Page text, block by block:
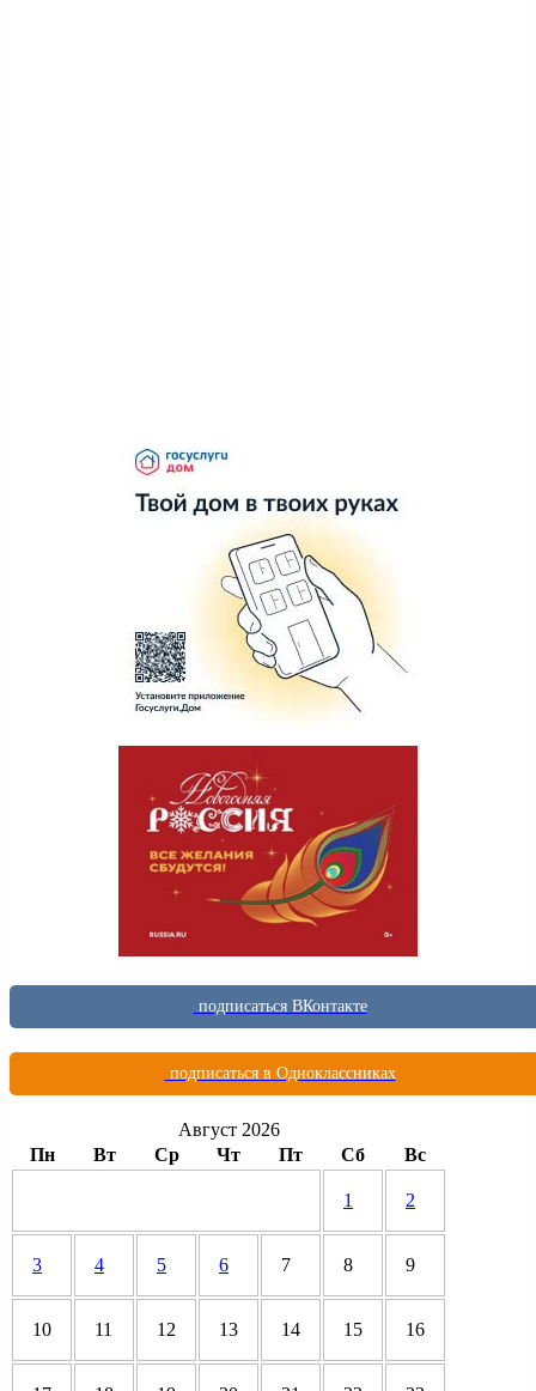
подписаться ВКонтакте
подписаться в Одноклассниках
Август 2026
Пн
Вт Ср Чт Пт Сб Вс
1 2
3 4 5 6 7 8 9
10 11 12 13 14 15 16